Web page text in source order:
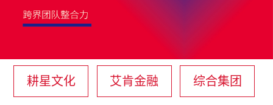
耕星文化 艾肯金融 综合集团